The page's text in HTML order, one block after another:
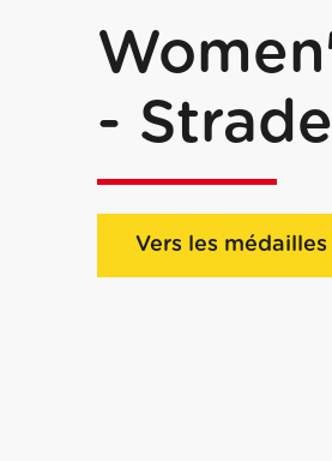
-
Vers les